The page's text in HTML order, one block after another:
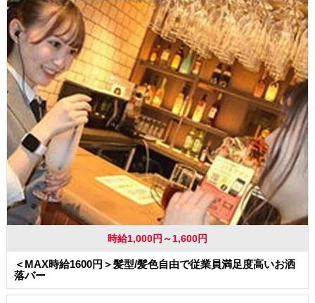
時給1,000円～1,600円
＜MAX時給1600円＞髪型/髪色自由で従業員満足度高いお洒
落バー